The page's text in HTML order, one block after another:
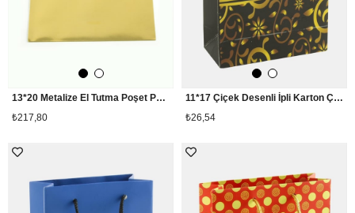
13*20 Metalize El Tutma Poşet Paketi 100 Adet
₺217,80
11*17 Çiçek Desenli İpli Karton Çanta 1 Adet
₺26,54